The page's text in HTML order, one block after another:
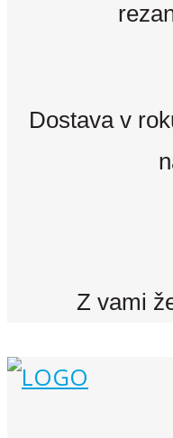
Dostava v
Z vami